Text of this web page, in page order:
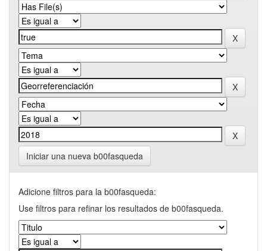
Iniciar una nueva b00fasqueda
Adicione filtros para la b00fasqueda:
Use filtros para refinar los resultados de b00fasqueda.